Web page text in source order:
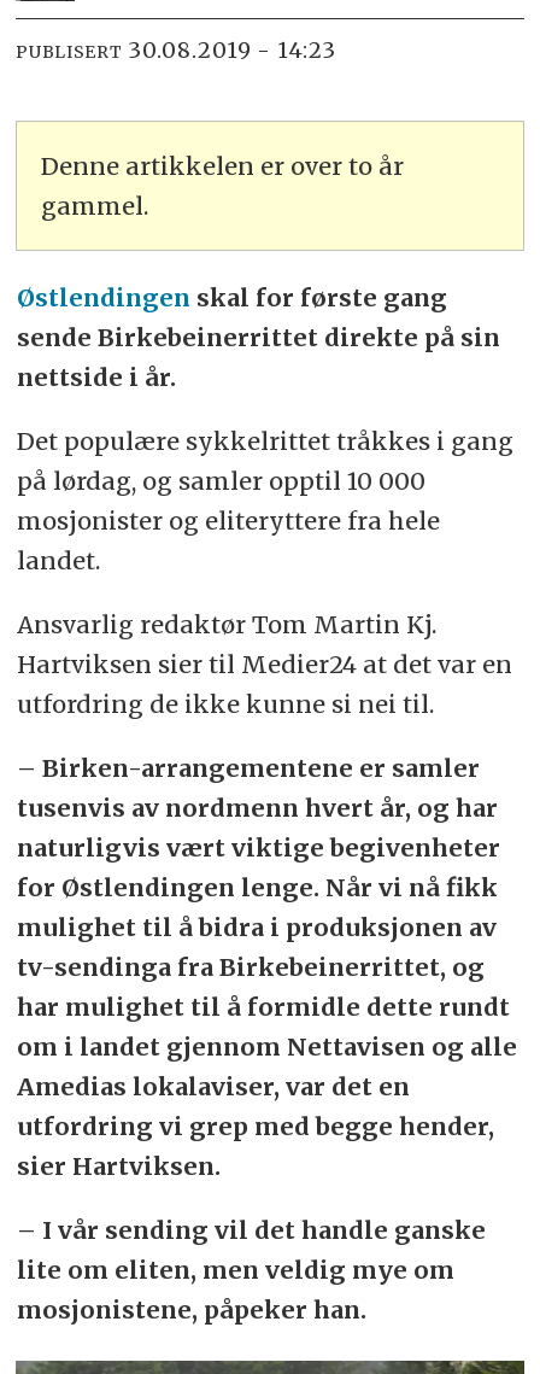
PUBLISERT 30.08.2019 - 14:23
Denne artikkelen er over to år
gammel.
Østlendingen skal for første gang
sende Birkebeinerrittet direkte på sin
nettside i år.
Det populære sykkelrittet tråkkes i gang
på lørdag, og samler opptil 10 000
mosjonister og eliteryttere fra hele
landet.
Ansvarlig redaktør Tom Martin Kj.
Hartviksen sier til Medier24 at det var en
utfordring de ikke kunne si nei til.
– Birken-arrangementene er samler
tusenvis av nordmenn hvert år, og har
naturligvis vært viktige begivenheter
for Østlendingen lenge. Når vi nå fikk
mulighet til å bidra i produksjonen av
tv-sendinga fra Birkebeinerrittet, og
har mulighet til å formidle dette rundt
om i landet gjennom Nettavisen og alle
Amedias lokalaviser, var det en
utfordring vi grep med begge hender,
sier Hartviksen.
– I vår sending vil det handle ganske
lite om eliten, men veldig mye om
mosjonistene, påpeker han.